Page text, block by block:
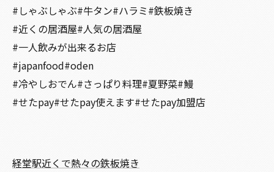
#しゃぶしゃぶ#牛タン#ハラミ#鉄板焼き
#近くの居酒屋#人気の居酒屋
#一人飲みが出来るお店
#japanfood#oden
#冷やしおでん#さっぱり料理#夏野菜#鰻
#せたpay#せたpay使えます#せたpay加盟店
経堂駅近くで熱々の鉄板焼き